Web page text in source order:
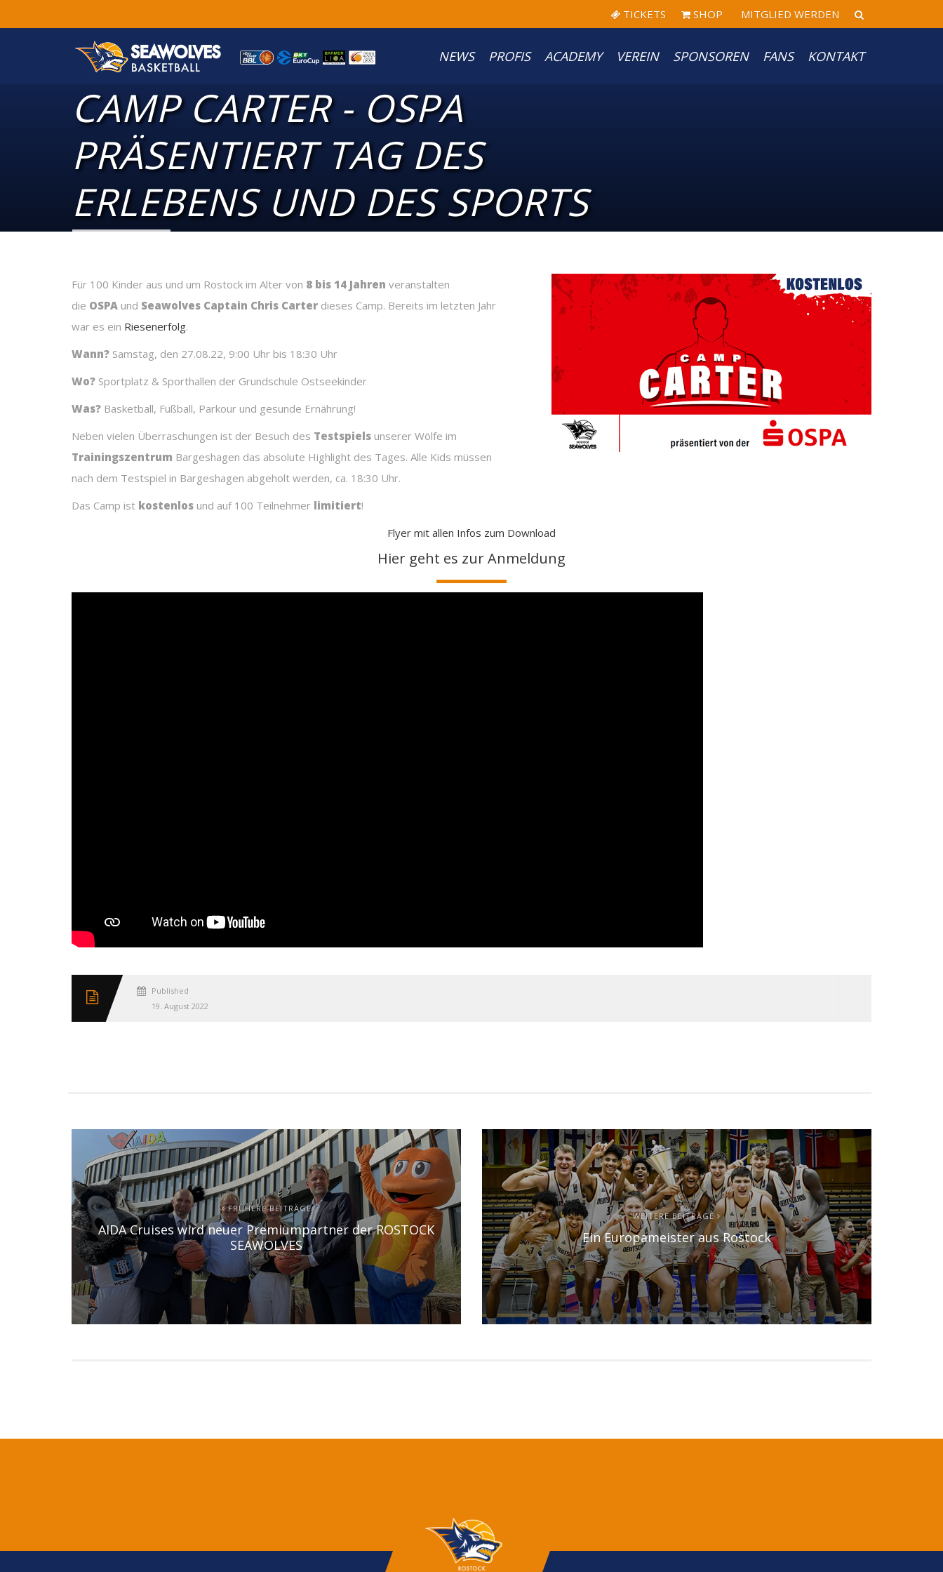
TICKETS SHOP MITGLIED WERDEN
NEWS PROFIS ACADEMY VEREIN SPONSOREN FANS KONTAKT
CAMP CARTER - OSPA
PRÄSENTIERT TAG DES
ERLEBENS UND DES SPORTS
Für 100 Kinder aus und um Rostock im Alter von 8 bis 14 Jahren veranstalten
die OSPA und Seawolves Captain Chris Carter dieses Camp. Bereits im letzten Jahr
war es ein Riesenerfolg.
Wann? Samstag, den 27.08.22, 9:00 Uhr bis 18:30 Uhr
Wo? Sportplatz & Sporthallen der Grundschule Ostseekinder
Was? Basketball, Fußball, Parkour und gesunde Ernährung!
Neben vielen Überraschungen ist der Besuch des Testspiels unserer Wölfe im
Trainingszentrum Bargeshagen das absolute Highlight des Tages. Alle Kids müssen
nach dem Testspiel in Bargeshagen abgeholt werden, ca. 18:30 Uhr.
Das Camp ist kostenlos und auf 100 Teilnehmer limitiert!
Flyer mit allen Infos zum Download
Hier geht es zur Anmeldung
Published
19. August 2022
FRÜHERE BEITRÄGE
AIDA Cruises wird neuer Premiumpartner der ROSTOCK
SEAWOLVES
WEITERE BEITRÄGE
Ein Europameister aus Rostock